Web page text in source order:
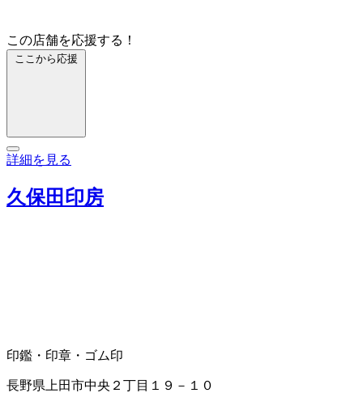
この店舗を応援する！
ここから応援
詳細を見る
久保田印房
印鑑・印章・ゴム印
長野県上田市中央２丁目１９－１０